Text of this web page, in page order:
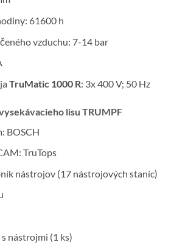
61600 h
vzduchu: 7-14 bar
TruMatic 1000 R: 3x 400 V; 50 Hz
lisu TRUMPF
BOSCH
TruTops
nástrojov (17 nástrojových staníc)
nástrojmi (1 ks)